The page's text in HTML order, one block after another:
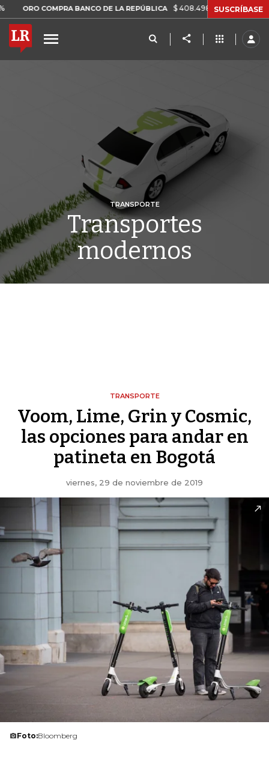
BANCO DE LA REPÚBLICA $ 408.498,97 +$ 8.753,81 +2,19%
SUSCRÍBASE
TRANSPORTE
Transportes
modernos
TRANSPORTE
Voom, Lime, Grin y Cosmic,
las opciones para andar en
patineta en Bogotá
viernes, 29 de noviembre de 2019
Foto:Bloomberg